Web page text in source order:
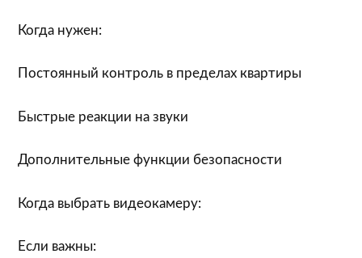
Когда нужен:
Постоянный контроль в пределах квартиры
Быстрые реакции на звуки
Дополнительные функции безопасности
Когда выбрать видеокамеру:
Если важны: